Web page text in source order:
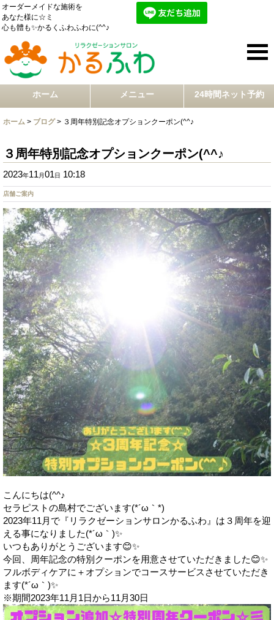
オーダーメイドな施術を
あなた様に☆ミ
心も體も✨かるくふわふわに(^^♪
ホーム メニュー 24時間ネット予約
ホーム > ブログ > ３周年特別記念オプションクーポン(^^♪
３周年特別記念オプションクーポン(^^♪
2023年11 月01日 10:18
店舗ご案内
こんにちは(^^♪
セラピストの島村でございます(*´ω｀*)
2023年11月で『リラクゼーションサロンかるふわ』は３周年を迎
える事になりました(*´ω｀)✨
いつもありがとうございます😊✨
今回、周年記念の特別クーポンを用意させていただきました😊✨
フルボディケアに＋オプションでコースサービスさせていただき
ます(*´ω｀)✨
※期間2023年11月1日から11月30日